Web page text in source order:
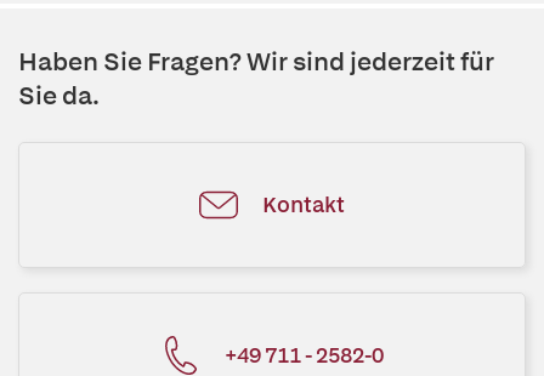
Haben Sie Fragen? Wir sind jederzeit für
Sie da.
Kontakt
+49 711 - 2582-0